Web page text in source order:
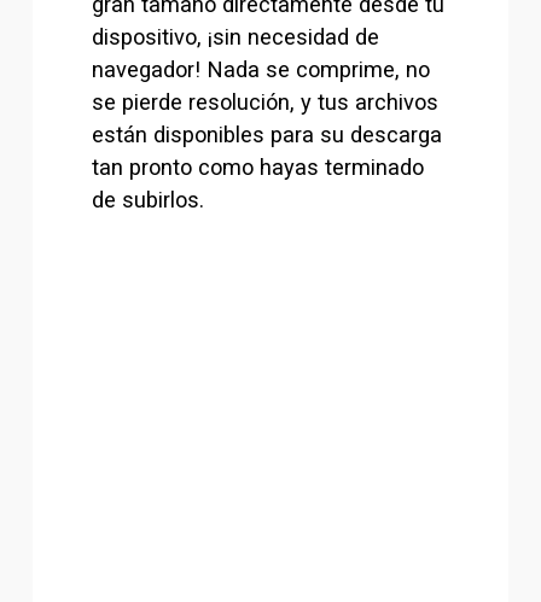
dispositivo, ¡sin necesidad de
navegador! Nada se comprime, no
se pierde resolución, y tus archivos
están disponibles para su descarga
tan pronto como hayas terminado
de subirlos.